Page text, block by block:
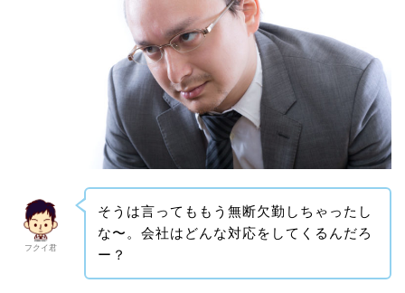
フクイ君
そうは言ってももう無断欠勤しちゃったし
な〜。会社はどんな対応をしてくるんだろ
ー？